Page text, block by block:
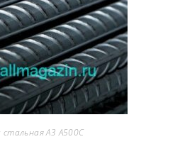
А3 А500С